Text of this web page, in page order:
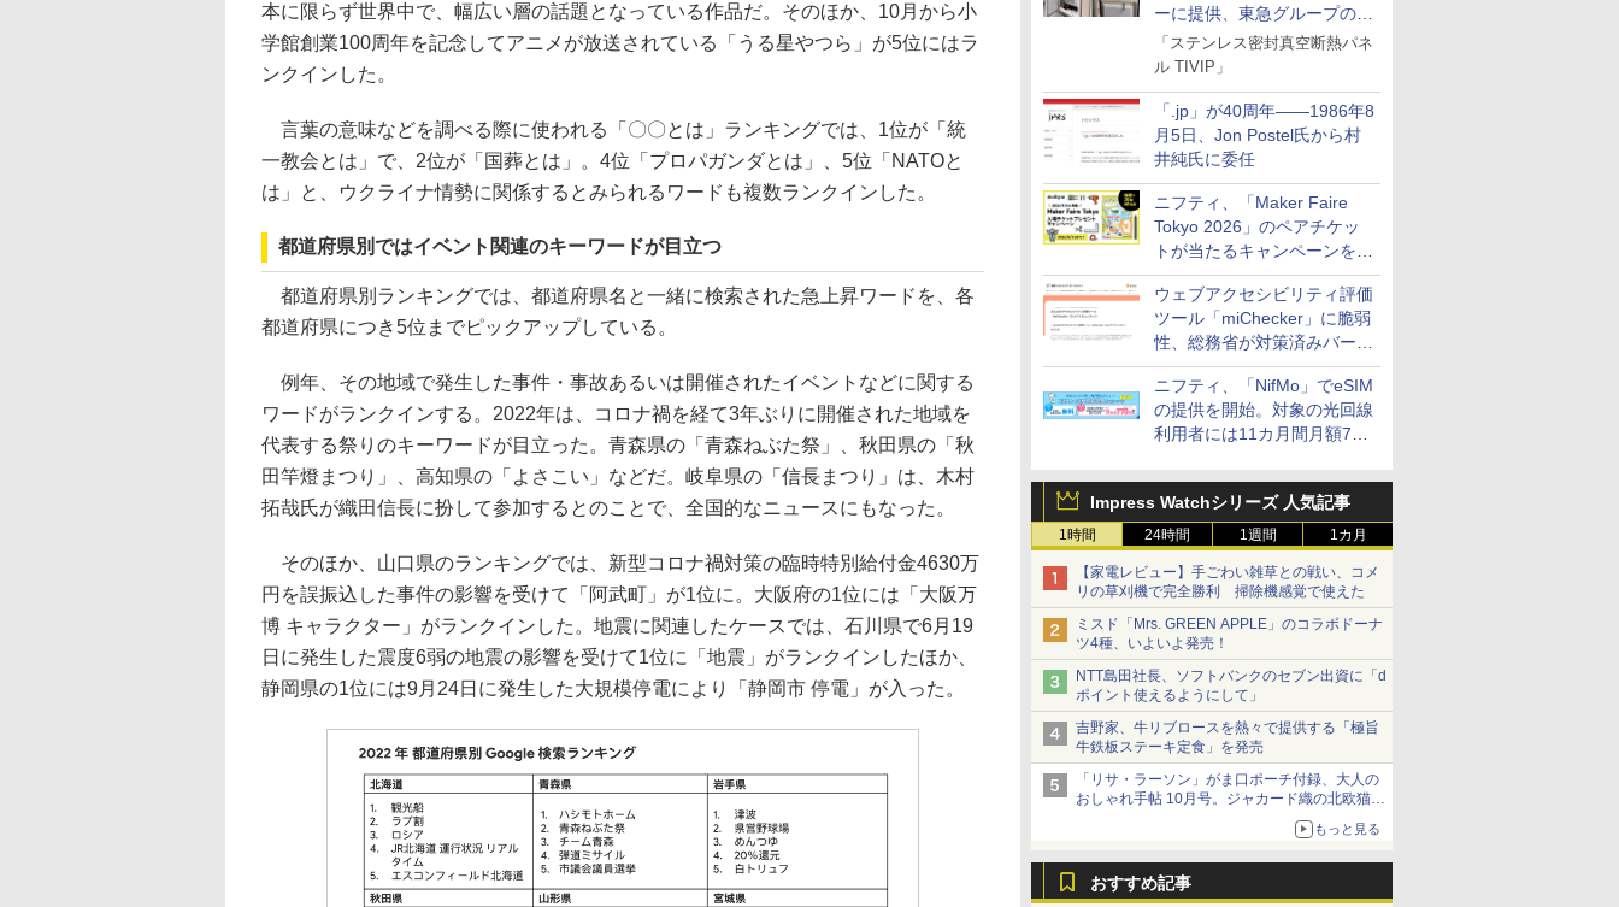
ーに提供、東急グループの実
証実験で
「ステンレス密封真空断熱パネ
ル TIVIP」
「.jp」が40周年――1986年8
月5日、Jon Postel氏から村
井純氏に委任
ニフティ、「Maker Faire
Tokyo 2026」のペアチケッ
トが当たるキャンペーンをX
で実施。8月16日まで
ウェブアクセシビリティ評価
ツール「miChecker」に脆弱
性、総務省が対策済みバージ
ョンへの更新を呼び掛け
ニフティ、「NifMo」でeSIM
の提供を開始。対象の光回線
利用者には11カ月間月額770
Impress Watchシリーズ 人気記事
1時間 24時間 1週間 1カ月
【家電レビュー】手ごわい雑草との戦い、コメ
リの草刈機で完全勝利 掃除機感覚で使えた
ミスド「Mrs. GREEN APPLE」のコラボドーナ
ツ4種、いよいよ発売！
NTT島田社長、ソフトバンクのセブン出資に「d
ポイント使えるようにして」
吉野家、牛リブロースを熱々で提供する「極旨
牛鉄板ステーキ定食」を発売
「リサ・ラーソン」がま口ポーチ付録、大人の
おしゃれ手帖 10月号。ジャカード織の北欧猫デ
もっと見る
おすすめ記事
本に限らず世界中で、幅広い層の話題となっている作品だ。そのほか、10月から小
学館創業100周年を記念してアニメが放送されている「うる星やつら」が5位にはラ
ンクインした。
言葉の意味などを調べる際に使われる「〇〇とは」ランキングでは、1位が「統
一教会とは」で、2位が「国葬とは」。4位「プロパガンダとは」、5位「NATOと
は」と、ウクライナ情勢に関係するとみられるワードも複数ランクインした。
都道府県別ではイベント関連のキーワードが目立つ
都道府県別ランキングでは、都道府県名と一緒に検索された急上昇ワードを、各
都道府県につき5位までピックアップしている。
例年、その地域で発生した事件・事故あるいは開催されたイベントなどに関する
ワードがランクインする。2022年は、コロナ禍を経て3年ぶりに開催された地域を
代表する祭りのキーワードが目立った。青森県の「青森ねぶた祭」、秋田県の「秋
田竿燈まつり」、高知県の「よさこい」などだ。岐阜県の「信長まつり」は、木村
拓哉氏が織田信長に扮して参加するとのことで、全国的なニュースにもなった。
そのほか、山口県のランキングでは、新型コロナ禍対策の臨時特別給付金4630万
円を誤振込した事件の影響を受けて「阿武町」が1位に。大阪府の1位には「大阪万
博 キャラクター」がランクインした。地震に関連したケースでは、石川県で6月19
日に発生した震度6弱の地震の影響を受けて1位に「地震」がランクインしたほか、
静岡県の1位には9月24日に発生した大規模停電により「静岡市 停電」が入った。